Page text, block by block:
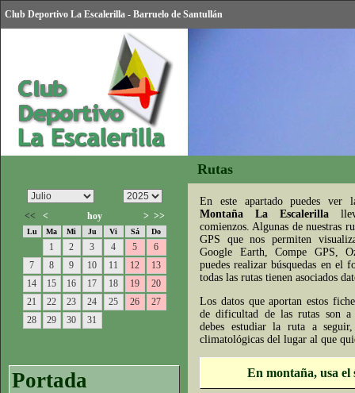
Club Deportivo La Escalerilla - Barruelo de Santullán
Rutas
<< < hoy > >>
Lu Ma Mi Ju Vi Sá Do
1 2 3 4 5
6
7
8 9 10 11 12
13
14
15 16 17 18 19
20
21
22 23 24 25 26
27
28
29 30 31
Portada
En este apartado puedes
Montaña La Escalerilla
comienzos. Algunas de nuestras
GPS que nos permiten
Google Earth, Compe GPS,
puedes realizar búsquedas en el
todas las rutas tienen asociados
Los datos que aportan estos
de dificultad de las rutas son
debes estudiar la ruta a
climatológicas del lugar al que
En montaña, usa el